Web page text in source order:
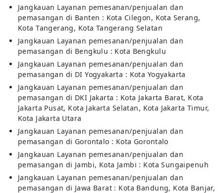
Jangkauan Layanan pemesanan/penjualan dan
pemasangan di Banten : Kota Cilegon, Kota Serang,
Kota Tangerang, Kota Tangerang Selatan
Jangkauan Layanan pemesanan/penjualan dan
pemasangan di Bengkulu : Kota Bengkulu
Jangkauan Layanan pemesanan/penjualan dan
pemasangan di DI Yogyakarta : Kota Yogyakarta
Jangkauan Layanan pemesanan/penjualan dan
pemasangan di DKI Jakarta : Kota Jakarta Barat, Kota
Jakarta Pusat, Kota Jakarta Selatan, Kota Jakarta Timur,
Kota Jakarta Utara
Jangkauan Layanan pemesanan/penjualan dan
pemasangan di Gorontalo : Kota Gorontalo
Jangkauan Layanan pemesanan/penjualan dan
pemasangan di Jambi, Kota Jambi : Kota Sungaipenuh
Jangkauan Layanan pemesanan/penjualan dan
pemasangan di Jawa Barat : Kota Bandung, Kota Banjar,